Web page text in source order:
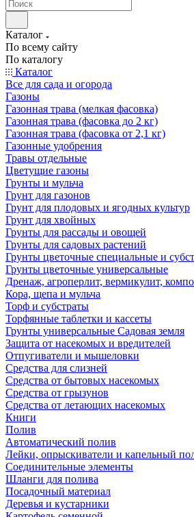
Каталог
По всему сайту
По каталогу
Каталог
Все для сада и огорода
Газоны
Газонная трава (мелкая фасовка)
Газонная трава (фасовка до 2 кг)
Газонная трава (фасовка от 2,1 кг)
Газонные удобрения
Травы отдельные
Цветущие газоны
Грунты и мульча
Грунт для газонов
Грунт для плодовых и ягодных культур
Грунт для хвойных
Грунты для рассады и овощей
Грунты для садовых растений
Грунты цветочные специальные и
Грунты цветочные универсальные
Дренаж, агроперлит, вермикулит,
Кора, щепа и мульча
Торф и субстраты
Торфянные таблетки и кассеты
Грунты универсальные Садовая земля
Защита от насекомых и вредителей
Отпугиватели и мышеловки
Средства для слизней
Средства от бытовых насекомых
Средства от грызунов
Средства от летающих насекомых
Книги
Полив
Автоматический полив
Лейки, опрыскиватели и капельный
Соединительные элементы
Шланги для полива
Посадочный материал
Деревья и кустарники